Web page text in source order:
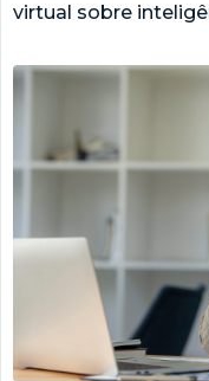
virtual sobre